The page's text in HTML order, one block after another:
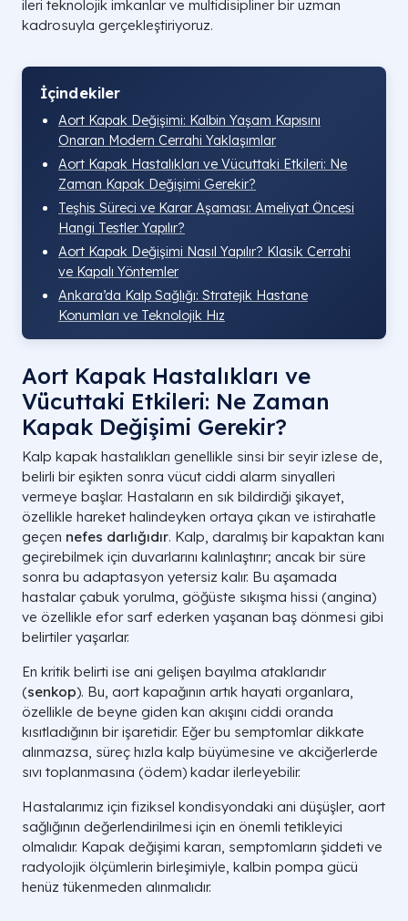
ileri teknolojik imkanlar ve multidisipliner bir uzman
kadrosuyla gerçekleştiriyoruz.
İçindekiler
Aort Kapak Değişimi: Kalbin Yaşam Kapısını
Onaran Modern Cerrahi Yaklaşımlar
Aort Kapak Hastalıkları ve Vücuttaki Etkileri: Ne
Zaman Kapak Değişimi Gerekir?
Teşhis Süreci ve Karar Aşaması: Ameliyat Öncesi
Hangi Testler Yapılır?
Aort Kapak Değişimi Nasıl Yapılır? Klasik Cerrahi
ve Kapalı Yöntemler
Ankara’da Kalp Sağlığı: Stratejik Hastane
Konumları ve Teknolojik Hız
Aort Kapak Hastalıkları ve
Vücuttaki Etkileri: Ne Zaman
Kapak Değişimi Gerekir?
Kalp kapak hastalıkları genellikle sinsi bir seyir izlese de,
belirli bir eşikten sonra vücut ciddi alarm sinyalleri
vermeye başlar. Hastaların en sık bildirdiği şikayet,
özellikle hareket halindeyken ortaya çıkan ve istirahatle
geçen nefes darlığıdır. Kalp, daralmış bir kapaktan kanı
geçirebilmek için duvarlarını kalınlaştırır; ancak bir süre
sonra bu adaptasyon yetersiz kalır. Bu aşamada
hastalar çabuk yorulma, göğüste sıkışma hissi (angina)
ve özellikle efor sarf ederken yaşanan baş dönmesi gibi
belirtiler yaşarlar.
En kritik belirti ise ani gelişen bayılma ataklarıdır
(senkop). Bu, aort kapağının artık hayati organlara,
özellikle de beyne giden kan akışını ciddi oranda
kısıtladığının bir işaretidir. Eğer bu semptomlar dikkate
alınmazsa, süreç hızla kalp büyümesine ve akciğerlerde
sıvı toplanmasına (ödem) kadar ilerleyebilir.
Hastalarımız için fiziksel kondisyondaki ani düşüşler, aort
sağlığının değerlendirilmesi için en önemli tetikleyici
olmalıdır. Kapak değişimi kararı, semptomların şiddeti ve
radyolojik ölçümlerin birleşimiyle, kalbin pompa gücü
henüz tükenmeden alınmalıdır.